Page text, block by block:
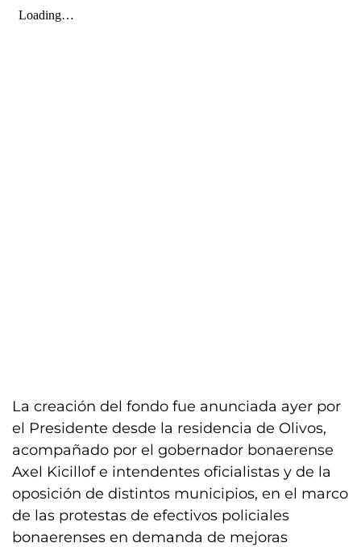
La creación del fondo fue anunciada ayer por
el Presidente desde la residencia de Olivos,
acompañado por el gobernador bonaerense
Axel Kicillof e intendentes oficialistas y de la
oposición de distintos municipios, en el marco
de las protestas de efectivos policiales
bonaerenses en demanda de mejoras